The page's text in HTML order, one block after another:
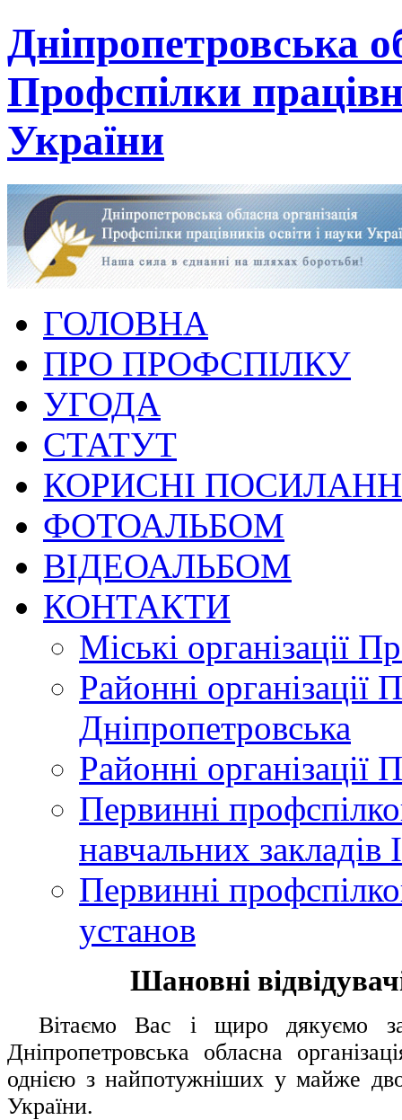
Дніпропетровська
Профспілки
України
ГОЛОВНА
ПРО ПРОФСПІЛКУ
УГОДА
СТАТУТ
КОРИСНІ
ФОТОАЛЬБОМ
ВІДЕОАЛЬБОМ
КОНТАКТИ
Міські організації
Районні організації
Дніпропетровська
Районні організації
Первинні
навчальних закладів
Первинні
установ
Шановні
Вітаємо Вас і щиро дякуємо за
Дніпропетровська обласна
однією з найпотужніших у майже
України.